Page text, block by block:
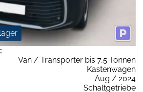
Van / Transporter bis 7,5 Tonnen
Kastenwagen
Aug / 2024
Schaltgetriebe